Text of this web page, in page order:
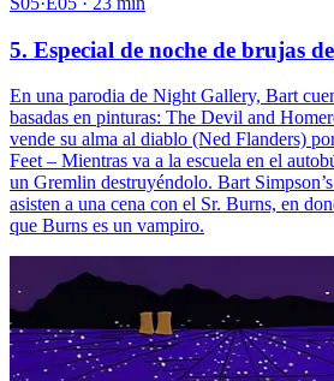
5. Especial de noche de brujas
En una parodia de Night Gallery, Bart
basadas en pinturas: The Devil and
vende su alma al diablo (Ned Flanders)
Feet – Mientras va a la escuela en el
un Gremlin destruyéndolo. Bart
asisten a una cena con el Sr. Burns, en
que Burns es un vampiro.